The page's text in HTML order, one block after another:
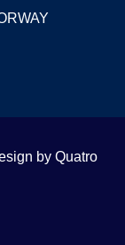
by Quatro